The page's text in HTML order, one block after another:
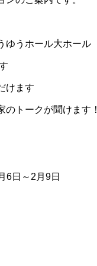
ゆうホール大ホール
だけます
のトークが聞けます！